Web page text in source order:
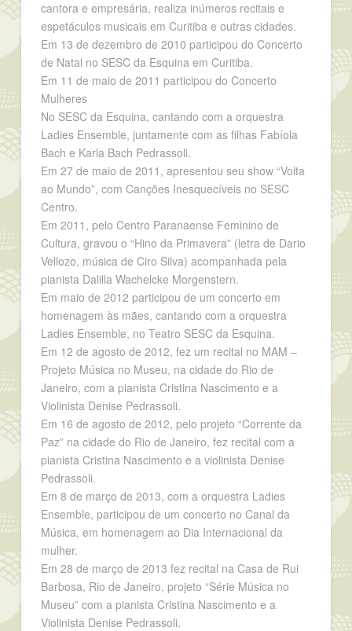
cantora e empresária, realiza inúmeros recitais e
espetáculos musicais em Curitiba e outras cidades.
Em 13 de dezembro de 2010 participou do Concerto
de Natal no SESC da Esquina em Curitiba.
Em 11 de maio de 2011 participou do Concerto
Mulheres
No SESC da Esquina, cantando com a orquestra
Ladies Ensemble, juntamente com as filhas Fabíola
Bach e Karla Bach Pedrassoli.
Em 27 de maio de 2011, apresentou seu show “Volta
ao Mundo”, com Canções Inesquecíveis no SESC
Centro.
Em 2011, pelo Centro Paranaense Feminino de
Cultura, gravou o “Hino da Primavera” (letra de Dario
Vellozo, música de Ciro Silva) acompanhada pela
pianista Dalilla Wachelcke Morgenstern.
Em maio de 2012 participou de um concerto em
homenagem às mães, cantando com a orquestra
Ladies Ensemble, no Teatro SESC da Esquina.
Em 12 de agosto de 2012, fez um recital no MAM –
Projeto Música no Museu, na cidade do Rio de
Janeiro, com a pianista Cristina Nascimento e a
Violinista Denise Pedrassoli.
Em 16 de agosto de 2012, pelo projeto “Corrente da
Paz” na cidade do Rio de Janeiro, fez recital com a
pianista Cristina Nascimento e a violinista Denise
Pedrassoli.
Em 8 de março de 2013, com a orquestra Ladies
Ensemble, participou de um concerto no Canal da
Música, em homenagem ao Dia Internacional da
mulher.
Em 28 de março de 2013 fez recital na Casa de Rui
Barbosa, Rio de Janeiro, projeto “Série Música no
Museu” com a pianista Cristina Nascimento e a
Violinista Denise Pedrassoli.